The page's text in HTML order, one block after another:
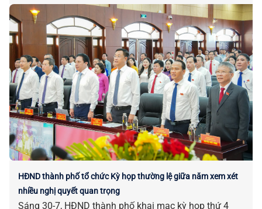
HĐND thành phố tổ chức Kỳ họp thường lệ giữa năm xem xét
nhiều nghị quyết quan trọng
Sáng 30-7, HĐND thành phố khai mạc kỳ họp thứ 4